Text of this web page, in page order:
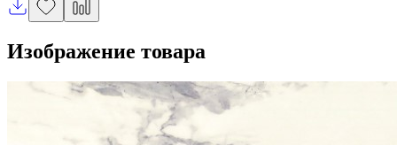
Изображение товара